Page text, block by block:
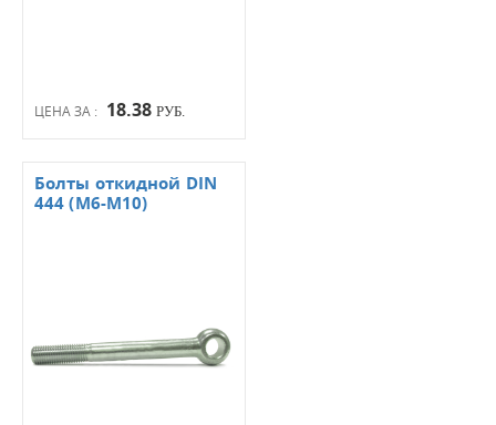
ЦЕНА ЗА : 18.38 РУБ.
Болты откидной DIN
444 (М6-М10)